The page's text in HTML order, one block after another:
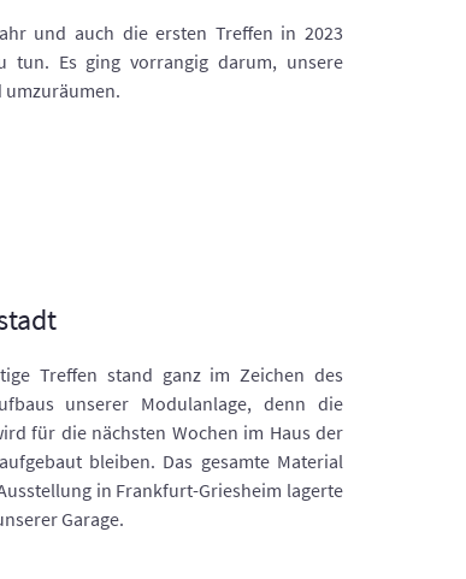
und auch die ersten Treffen in 2023
tun. Es ging vorrangig darum, unsere
umzuräumen.
Treffen stand ganz im Zeichen des
unserer Modulanlage, denn die
für die nächsten Wochen im Haus der
bleiben. Das gesamte Material
in Frankfurt-Griesheim lagerte
Garage.